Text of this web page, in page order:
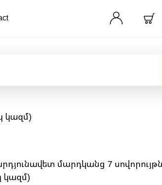
կազմ)
մարդկանց 7
կազմ)